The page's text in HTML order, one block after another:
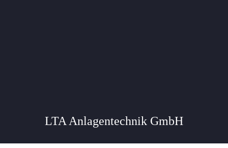
LTA Anlagentechnik GmbH